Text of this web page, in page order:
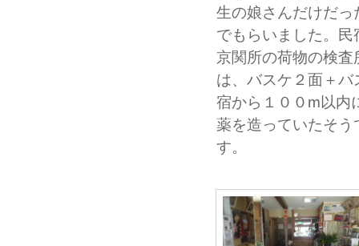
生の娘さんだけだ
でもらいました。
京関所の荷物の検
は、バスケ２面＋
宿から１００m以内
薬を造っていたそ
す。